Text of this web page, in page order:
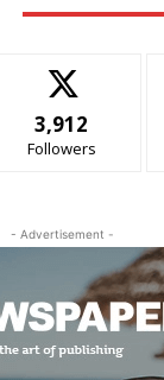
3,912
Followers
- Advertisement -